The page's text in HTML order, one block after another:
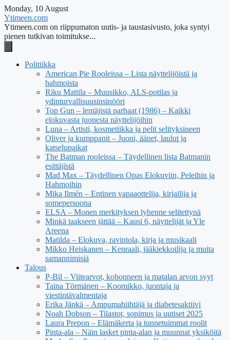
Monday, 10 August
Ytimeen.com
Ytimeen.com on riippumaton uutis- ja taustasivusto, joka syntyi
pienen tutkivan toimitukse...
Politiikka
American Pie Rooleissa – Lista näyttelijöistä ja
hahmoista
Riku Mattila – Muusikko, ALS-potilas ja
ydinturvallisuusinsinööri
Top Gun – lentäjistä parhaat (1986) – Kaikki
elokuvasta juonesta näyttelijöihin
Luna – Artisti, kosmetiikka ja pelit selityksineen
Oliver ja kumppanit – Juoni, äänet, laulut ja
katselupaikat
The Batman rooleissa – Täydellinen lista Batmanin
esittäjistä
Mad Max – Täydellinen Opas Elokuviin, Peleihin ja
Hahmoihin
Mika Ilmén – Entinen vapaaottelija, kirjailija ja
somepersoona
ELSA – Monen merkityksen lyhenne selitettynä
Minkä taakseen jättää – Kausi 6, näyttelijät ja Yle
Areena
Matilda – Elokuva, ravintola, kirja ja musikaali
Mikko Heiskanen – Kenraali, jääkiekkoilija ja muita
samannimisiä
Talous
P-Bil – Viitearvot, kohonneen ja matalan arvon syyt
Taina Törmänen – Koomikko, juontaja ja
viestintävalmentaja
Erika Jänkä – Ampumahiihtäjä ja diabetesaktiivi
Noah Dobson – Tilastot, sopimus ja uutiset 2025
Laura Prepon – Elämäkerta ja tunnetuimmat roolit
Pinta-ala – Näin lasket pinta-alan ja muunnat yksiköitä